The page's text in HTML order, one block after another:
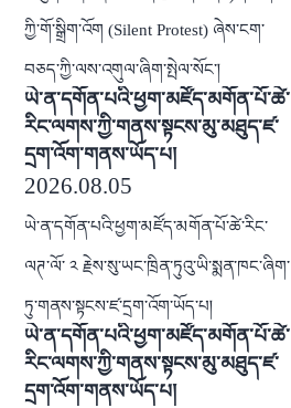
ཀྱི་གོ་སྒྲིག་འོག (Silent Protest) ཞེས་ངག་
བཅད་ཀྱི་ལས་འགུལ་ཞིག་སྤེལ་སོང་།
ཡེ་ན་དགོན་པའི་ཕྱག་མཛོད་མགོན་པོ་ཚེ་
རིང་ལགས་ཀྱི་གནས་སྟངས་མུ་མཐུད་ཛ་
དྲག་འོག་གནས་ཡོད་པ།
2026.08.05
ཡེ་ན་དགོན་པའི་ཕྱག་མཛོད་མགོན་པོ་ཚེ་རིང་
ལཊ་ལོ་ ༢ རྗེས་སུ་ཡང་ཁྲིན་ཏུའུ་ཡི་སྨན་ཁང་ཞིག་
ཏུ་གནས་སྟངས་ཛ་དྲག་འོག་ཡོད་པ།
ཡེ་ན་དགོན་པའི་ཕྱག་མཛོད་མགོན་པོ་ཚེ་
རིང་ལགས་ཀྱི་གནས་སྟངས་མུ་མཐུད་ཛ་
དྲག་འོག་གནས་ཡོད་པ།